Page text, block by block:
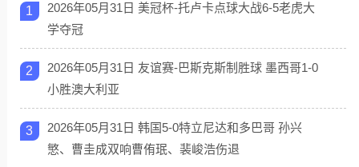
1
2026年05月31日 美冠杯-托卢卡点球大战6-5老虎大
学夺冠
2
2026年05月31日 友谊赛-巴斯克斯制胜球 墨西哥1-0
小胜澳大利亚
3
2026年05月31日 韩国5-0特立尼达和多巴哥 孙兴
慜、曹圭成双响曹侑珉、裴峻浩伤退